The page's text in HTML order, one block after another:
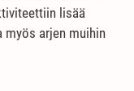
lisää
myös arjen muihin